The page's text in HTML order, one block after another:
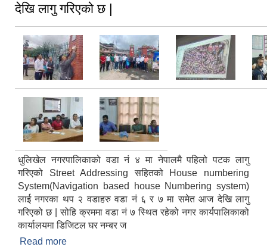
देखि लागु गरिएको छ |
धुलिखेल नगरपालिकाको वडा नं ४ मा नेपालमै पहिलो पटक लागु
गरिएको Street Addressing सहितको House numbering
System(Navigation based house Numbering system)
लाई नगरका थप २ वडाहरु वडा नं ६ र ७ मा समेत आज देखि लागु
गरिएको छ | सोहि क्रममा वडा नं ७ स्थित रहेको नगर कार्यपालिकाको
कार्यालयमा डिजिटल घर नम्बर ज
Read more